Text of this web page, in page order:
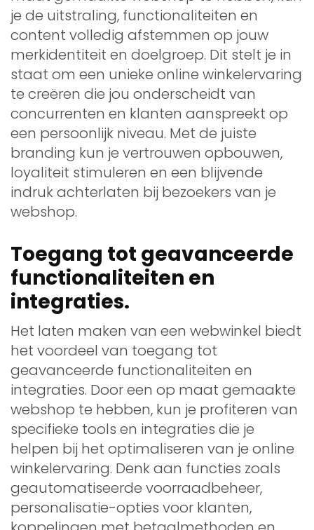
je de uitstraling, functionaliteiten en
content volledig afstemmen op jouw
merkidentiteit en doelgroep. Dit stelt je in
staat om een unieke online winkelervaring
te creëren die jou onderscheidt van
concurrenten en klanten aanspreekt op
een persoonlijk niveau. Met de juiste
branding kun je vertrouwen opbouwen,
loyaliteit stimuleren en een blijvende
indruk achterlaten bij bezoekers van je
webshop.
Toegang tot geavanceerde
functionaliteiten en
integraties.
Het laten maken van een webwinkel biedt
het voordeel van toegang tot
geavanceerde functionaliteiten en
integraties. Door een op maat gemaakte
webshop te hebben, kun je profiteren van
specifieke tools en integraties die je
helpen bij het optimaliseren van je online
winkelervaring. Denk aan functies zoals
geautomatiseerde voorraadbeheer,
personalisatie-opties voor klanten,